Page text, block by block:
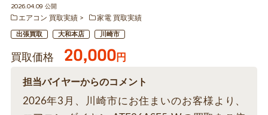
2026.04.09 公開
エアコン 買取実績
家電 買取実績
出張買取 大和本店 川崎市
買取価格 20,000円
担当バイヤーからのコメント
2026年3月、川崎市にお住まいのお客様より、